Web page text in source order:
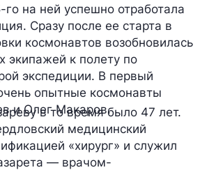
на ней успешно отработала
Сразу после ее старта в
космонавтов возобновилась
экипажей к полету по
экспедиции. В первый
опытные космонавты
иОлег Макаров.
в то время было 47 лет.
медицинский
«хирург» и служил
— врачом-